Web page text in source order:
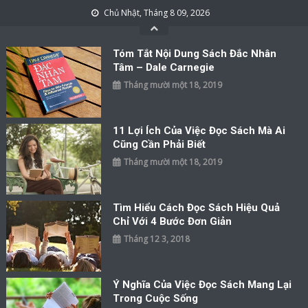
Chủ Nhật, Tháng 8 09, 2026
Tóm Tắt Nội Dung Sách Đắc Nhân
Tâm – Dale Carnegie
Tháng mười một 18, 2019
11 Lợi Ích Của Việc Đọc Sách Mà Ai
Cũng Cần Phải Biết
Tháng mười một 18, 2019
Tìm Hiểu Cách Đọc Sách Hiệu Quả
Chỉ Với 4 Bước Đơn Giản
Tháng 12 3, 2018
Ý Nghĩa Của Việc Đọc Sách Mang Lại
Trong Cuộc Sống